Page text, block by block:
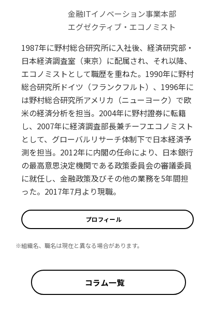
金融ITイノベーション事業本部
エグゼクティブ・エコノミスト
1987年に野村総合研究所に入社後、経済研究部・
日本経済調査室（東京）に配属され、それ以降、
エコノミストとして職歴を重ねた。1990年に野村
総合研究所ドイツ（フランクフルト）、1996年に
は野村総合研究所アメリカ（ニューヨーク）で欧
米の経済分析を担当。2004年に野村證券に転籍
し、2007年に経済調査部長兼チーフエコノミスト
として、グローバルリサーチ体制下で日本経済予
測を担当。2012年に内閣の任命により、日本銀行
の最高意思決定機関である政策委員会の審議委員
に就任し、金融政策及びその他の業務を5年間担
った。2017年7月より現職。
プロフィール
※組織名、職名は現在と異なる場合があります。
コラム一覧